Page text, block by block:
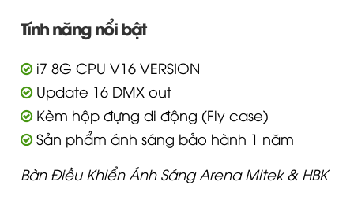
Tính năng nổi bật
i7 8G CPU V16 VERSION
Update 16 DMX out
Kèm hộp đựng di động (Fly case)
Sản phẩm ánh sáng bảo hành 1 năm
Bàn Điều Khiển Ánh Sáng Arena Mitek & HBK